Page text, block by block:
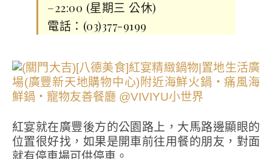
–22:00 (星期三 公休)
電話：(03)377-9199
紅宴就在廣豐後方的公園路上，大馬路邊顯眼的
位置很好找，如果是開車前往用餐的朋友，對面